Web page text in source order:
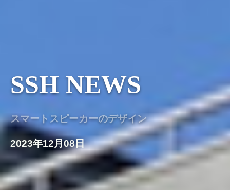
SSH NEWS
スマートスピーカーのデザイン
2023年12月08日